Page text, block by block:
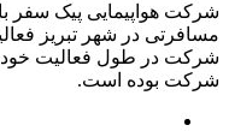
شرکت هواپیمایی پیک سفر
مسافرتی در شهر تبریز
شرکت در طول فعالیت خود
شرکت بوده است.